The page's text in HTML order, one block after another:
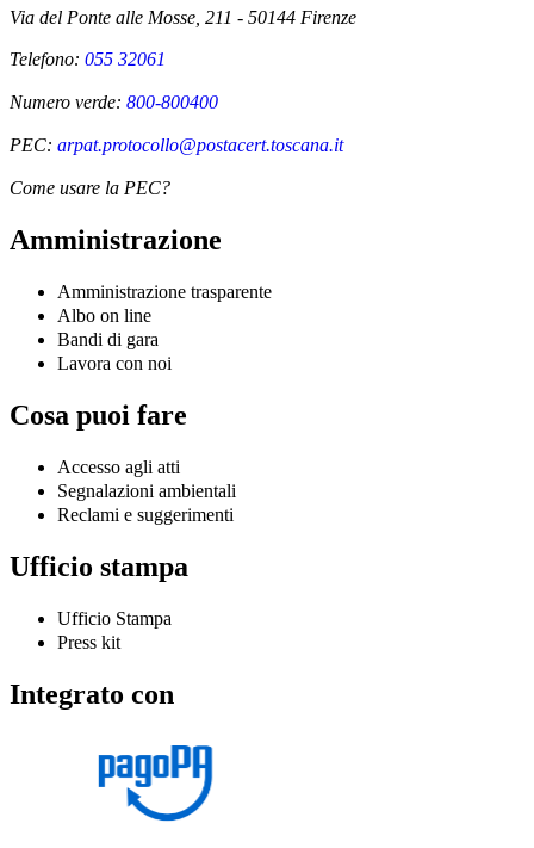
Via del Ponte alle Mosse, 211 - 50144 Firenze
Telefono: 055 32061
Numero verde: 800-800400
PEC: arpat.protocollo@postacert.toscana.it
Come usare la PEC?
Amministrazione
Amministrazione trasparente
Albo on line
Bandi di gara
Lavora con noi
Cosa puoi fare
Accesso agli atti
Segnalazioni ambientali
Reclami e suggerimenti
Ufficio stampa
Ufficio Stampa
Press kit
Integrato con